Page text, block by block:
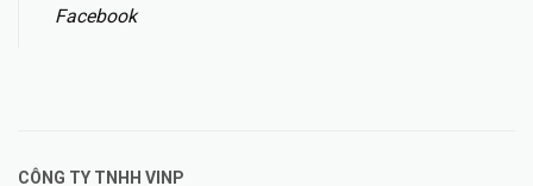
Facebook
CÔNG TY TNHH VINP